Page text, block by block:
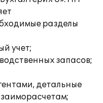
разделы
учет;
запасов;
детальные